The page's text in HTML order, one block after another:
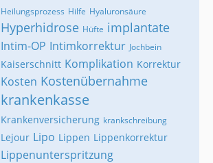
Heilungsprozess Hilfe Hyaluronsäure
Hyperhidrose Hüfte implantate
Intim-OP Intimkorrektur Jochbein
Kaiserschnitt Komplikation Korrektur
Kosten Kostenübernahme
krankenkasse
Krankenversicherung krankschreibung
Lejour Lipo Lippen Lippenkorrektur
Lippenunterspritzung